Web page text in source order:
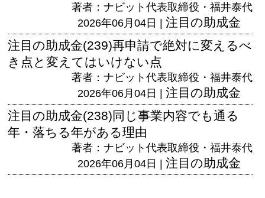
著者：ナビット代表取締役・福井泰代
2026年06月04日 | 注目の助成金
注目の助成金(239)再申請で絶対に変えるべ
き点と変えてはいけない点
著者：ナビット代表取締役・福井泰代
2026年06月04日 | 注目の助成金
注目の助成金(238)同じ事業内容でも通る
年・落ちる年がある理由
著者：ナビット代表取締役・福井泰代
2026年06月04日 | 注目の助成金